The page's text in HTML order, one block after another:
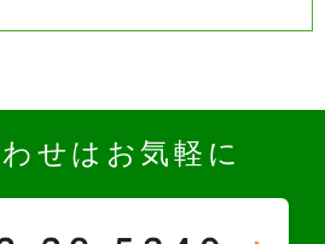
せはお気軽に